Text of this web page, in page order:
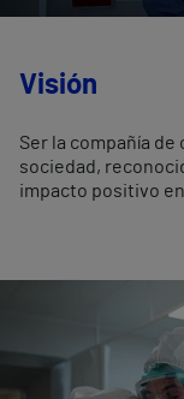
Visión
Ser la compañía
sociedad,
impacto positivo en